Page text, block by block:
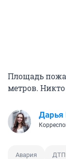
Площадь
метров.
Дарья
Авария ДТП